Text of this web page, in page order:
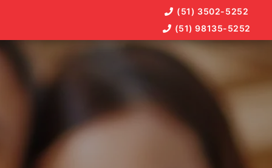
(51) 3502-5252
(51) 98135-5252